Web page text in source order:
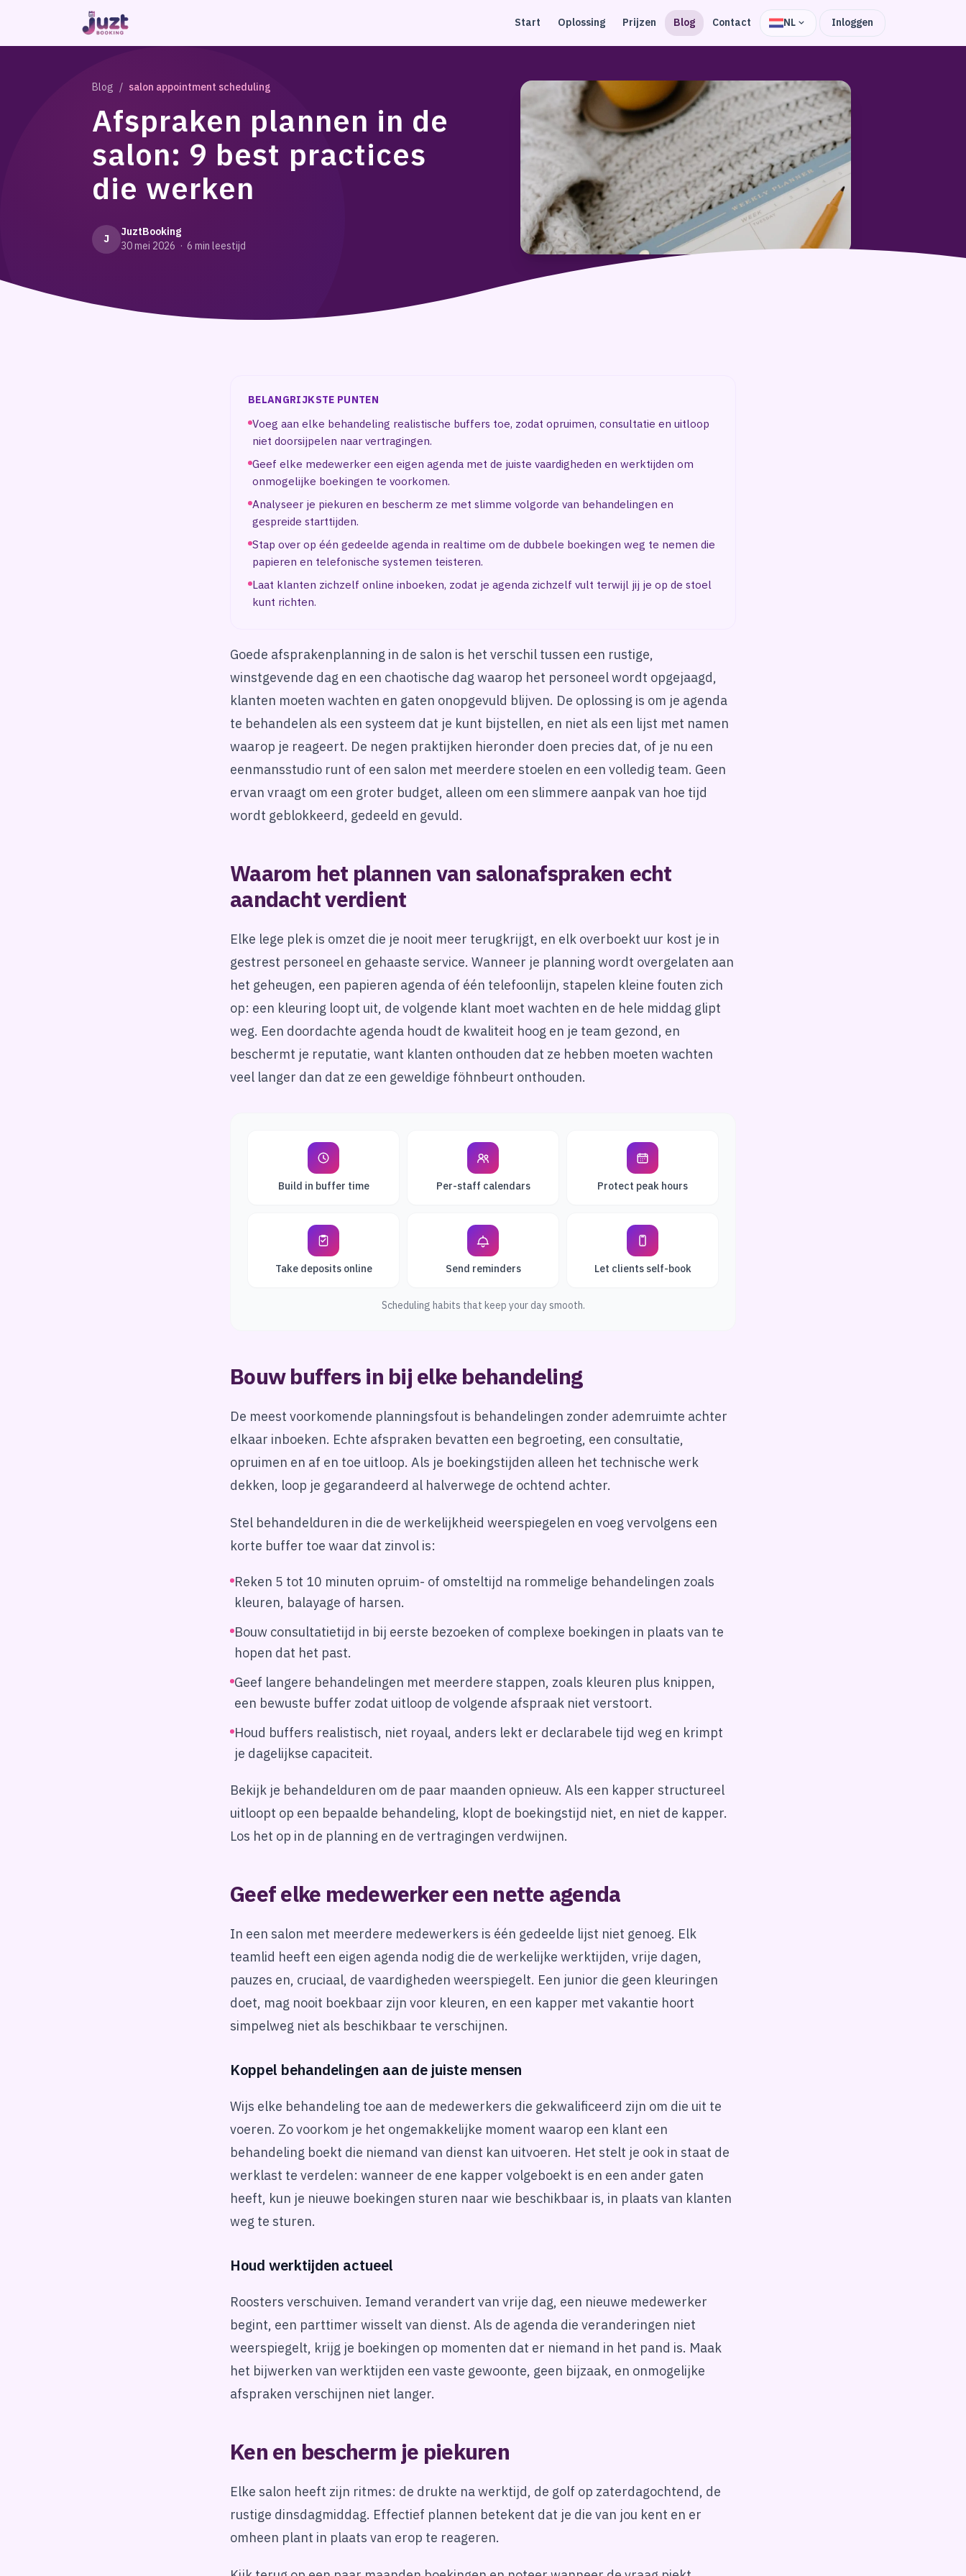
Start Oplossing Prijzen Blog Contact NL Inloggen
Blog / salon appointment scheduling
Afspraken plannen in de
salon: 9 best practices
die werken
J
JuztBooking
30 mei 2026 · 6min leestijd
BELANGRIJKSTE PUNTEN
Voeg aan elke behandeling realistische buffers toe, zodat opruimen, consultatie en uitloop
niet doorsijpelen naar vertragingen.
Geef elke medewerker een eigen agenda met de juiste vaardigheden en werktijden om
onmogelijke boekingen te voorkomen.
Analyseer je piekuren en bescherm ze met slimme volgorde van behandelingen en
gespreide starttijden.
Stap over op één gedeelde agenda in realtime om de dubbele boekingen weg te nemen die
papieren en telefonische systemen teisteren.
Laat klanten zichzelf online inboeken, zodat je agenda zichzelf vult terwijl jij je op de stoel
kunt richten.
Goede afsprakenplanning in de salon is het verschil tussen een rustige,
winstgevende dag en een chaotische dag waarop het personeel wordt opgejaagd,
klanten moeten wachten en gaten onopgevuld blijven. De oplossing is om je agenda
te behandelen als een systeem dat je kunt bijstellen, en niet als een lijst met namen
waarop je reageert. De negen praktijken hieronder doen precies dat, of je nu een
eenmansstudio runt of een salon met meerdere stoelen en een volledig team. Geen
ervan vraagt om een groter budget, alleen om een slimmere aanpak van hoe tijd
wordt geblokkeerd, gedeeld en gevuld.
Waarom het plannen van salonafspraken echt
aandacht verdient
Elke lege plek is omzet die je nooit meer terugkrijgt, en elk overboekt uur kost je in
gestrest personeel en gehaaste service. Wanneer je planning wordt overgelaten aan
het geheugen, een papieren agenda of één telefoonlijn, stapelen kleine fouten zich
op: een kleuring loopt uit, de volgende klant moet wachten en de hele middag glipt
weg. Een doordachte agenda houdt de kwaliteit hoog en je team gezond, en
beschermt je reputatie, want klanten onthouden dat ze hebben moeten wachten
veel langer dan dat ze een geweldige föhnbeurt onthouden.
Build in buffer time Per-staff calendars Protect peak hours
Take deposits online Send reminders Let clients self-book
Scheduling habits that keep your day smooth.
Bouw buffers in bij elke behandeling
De meest voorkomende planningsfout is behandelingen zonder ademruimte achter
elkaar inboeken. Echte afspraken bevatten een begroeting, een consultatie,
opruimen en af en toe uitloop. Als je boekingstijden alleen het technische werk
dekken, loop je gegarandeerd al halverwege de ochtend achter.
Stel behandelduren in die de werkelijkheid weerspiegelen en voeg vervolgens een
korte buffer toe waar dat zinvol is:
Reken 5 tot 10 minuten opruim- of omsteltijd na rommelige behandelingen zoals
kleuren, balayage of harsen.
Bouw consultatietijd in bij eerste bezoeken of complexe boekingen in plaats van te
hopen dat het past.
Geef langere behandelingen met meerdere stappen, zoals kleuren plus knippen,
een bewuste buffer zodat uitloop de volgende afspraak niet verstoort.
Houd buffers realistisch, niet royaal, anders lekt er declarabele tijd weg en krimpt
je dagelijkse capaciteit.
Bekijk je behandelduren om de paar maanden opnieuw. Als een kapper structureel
uitloopt op een bepaalde behandeling, klopt de boekingstijd niet, en niet de kapper.
Los het op in de planning en de vertragingen verdwijnen.
Geef elke medewerker een nette agenda
In een salon met meerdere medewerkers is één gedeelde lijst niet genoeg. Elk
teamlid heeft een eigen agenda nodig die de werkelijke werktijden, vrije dagen,
pauzes en, cruciaal, de vaardigheden weerspiegelt. Een junior die geen kleuringen
doet, mag nooit boekbaar zijn voor kleuren, en een kapper met vakantie hoort
simpelweg niet als beschikbaar te verschijnen.
Koppel behandelingen aan de juiste mensen
Wijs elke behandeling toe aan de medewerkers die gekwalificeerd zijn om die uit te
voeren. Zo voorkom je het ongemakkelijke moment waarop een klant een
behandeling boekt die niemand van dienst kan uitvoeren. Het stelt je ook in staat de
werklast te verdelen: wanneer de ene kapper volgeboekt is en een ander gaten
heeft, kun je nieuwe boekingen sturen naar wie beschikbaar is, in plaats van klanten
weg te sturen.
Houd werktijden actueel
Roosters verschuiven. Iemand verandert van vrije dag, een nieuwe medewerker
begint, een parttimer wisselt van dienst. Als de agenda die veranderingen niet
weerspiegelt, krijg je boekingen op momenten dat er niemand in het pand is. Maak
het bijwerken van werktijden een vaste gewoonte, geen bijzaak, en onmogelijke
afspraken verschijnen niet langer.
Ken en bescherm je piekuren
Elke salon heeft zijn ritmes: de drukte na werktijd, de golf op zaterdagochtend, de
rustige dinsdagmiddag. Effectief plannen betekent dat je die van jou kent en er
omheen plant in plaats van erop te reageren.